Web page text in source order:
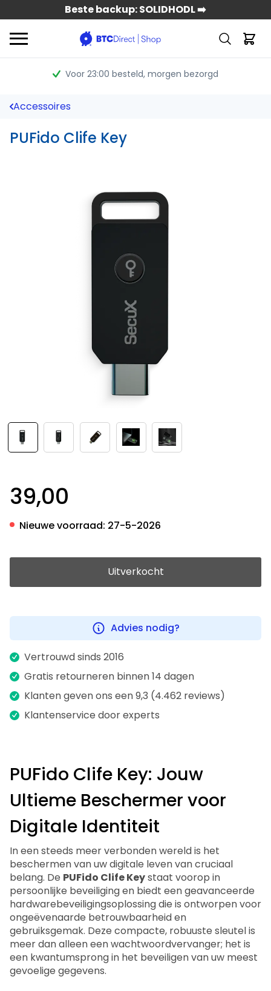
Beste backup: SOLIDHODL ➡️
Voor 23:00 besteld, morgen bezorgd
Accessoires
PUFido Clife Key
39,00
Nieuwe voorraad: 27-5-2026
Uitverkocht
Advies nodig?
Vertrouwd sinds 2016
Gratis retourneren binnen 14 dagen
Klanten geven ons een 9,3 (4.462 reviews)
Klantenservice door experts
PUFido Clife Key: Jouw
Ultieme Beschermer voor
Digitale Identiteit
In een steeds meer verbonden wereld is het
beschermen van uw digitale leven van cruciaal
belang. De PUFido Clife Keystaat voorop in
persoonlijke beveiliging en biedt een geavanceerde
hardwarebeveiligingsoplossing die is ontworpen voor
ongeëvenaarde betrouwbaarheid en
gebruiksgemak. Deze compacte, robuuste sleutel is
meer dan alleen een wachtwoordvervanger; het is
een kwantumsprong in het beveiligen van uw meest
gevoelige gegevens.